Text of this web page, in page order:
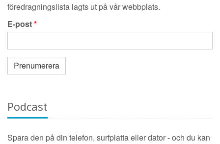
föredragningslista lagts ut på vår webbplats.
E-post*
Prenumerera
Podcast
Spara den på din telefon, surfplatta eller dator - och du kan